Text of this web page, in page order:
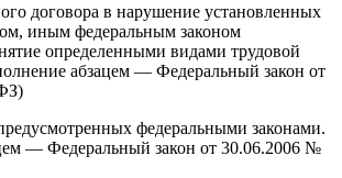
договора в нарушение установленных
иным федеральным законом
определенными видами трудовой
абзацем — Федеральный закон от
федеральными законами.
— Федеральный закон от 30.06.2006 №